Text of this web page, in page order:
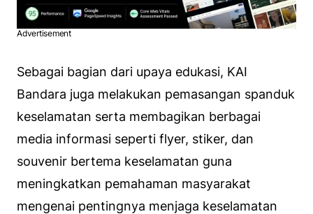
Advertisement
Sebagai bagian dari upaya edukasi, KAI
Bandara juga melakukan pemasangan spanduk
keselamatan serta membagikan berbagai
media informasi seperti flyer, stiker, dan
souvenir bertema keselamatan guna
meningkatkan pemahaman masyarakat
mengenai pentingnya menjaga keselamatan